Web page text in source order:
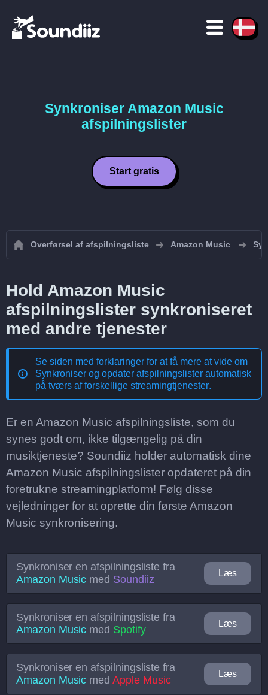
Synkroniser Amazon Music
afspilningslister
Start gratis
Overførsel af afspilningsliste Amazon Music
Hold Amazon Music
afspilningslister synkroniseret
med andre tjenester
Se siden med forklaringer for at få mere at vide om
Synkroniser og opdater afspilningslister automatisk
på tværs af forskellige streamingtjenester.
Er en Amazon Music afspilningsliste, som du
synes godt om, ikke tilgængelig på din
musiktjeneste? Soundiiz holder automatisk dine
Amazon Music afspilningslister opdateret på din
foretrukne streamingplatform! Følg disse
vejledninger for at oprette din første Amazon
Music synkronisering.
Synkroniser en afspilningsliste fra
Amazon Music med Soundiiz
Læs
Synkroniser en afspilningsliste fra
Amazon Music med Spotify
Læs
Synkroniser en afspilningsliste fra
Amazon Music medApple Music
Læs